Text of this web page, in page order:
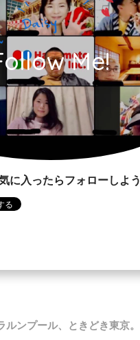
Me!
に入ったらフォローしよう
ルンプール、ときどき東京。